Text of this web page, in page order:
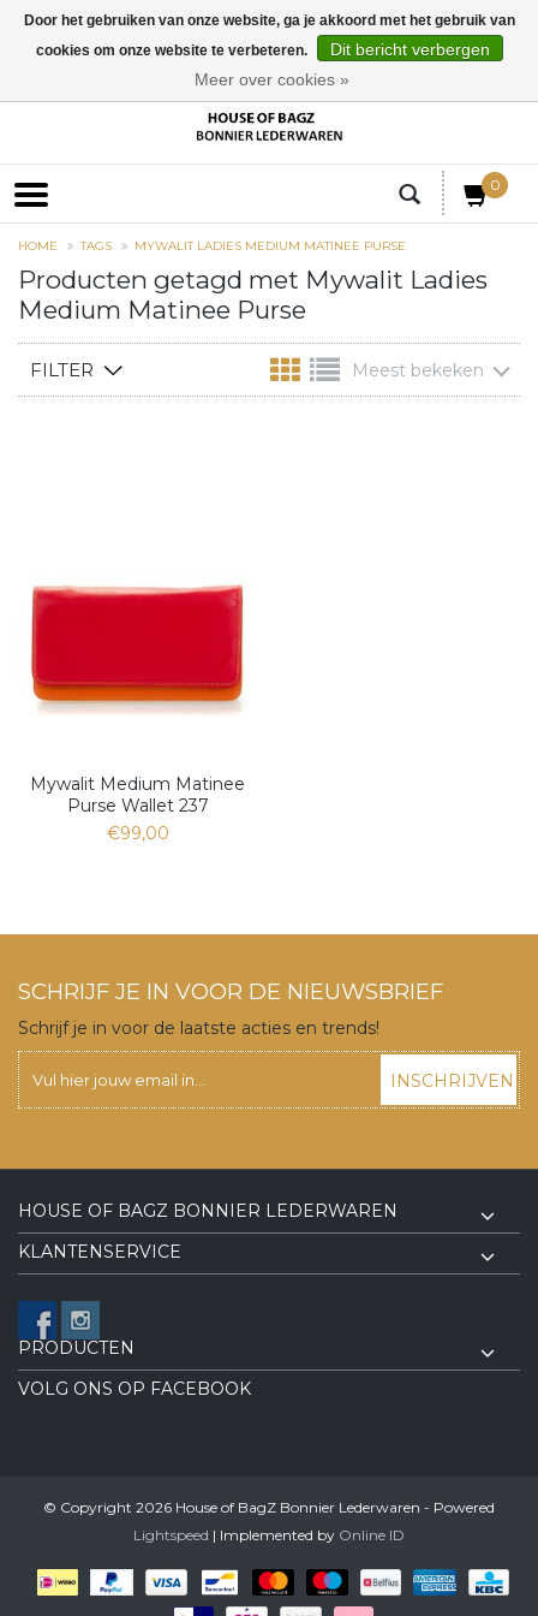
0
HOME TAGS MYWALIT LADIES MEDIUM MATINEE PURSE
Producten getagd met Mywalit Ladies
Medium Matinee Purse
FILTER Meest bekeken
Mywalit Medium Matinee
Purse Wallet 237
€99,00
SCHRIJF JE IN VOOR DE NIEUWSBRIEF
Schrijf je in voor de laatste acties en trends!
INSCHRIJVEN
HOUSE OF BAGZ BONNIER LEDERWAREN
KLANTENSERVICE
PRODUCTEN
VOLG ONS OP FACEBOOK
© Copyright 2026 House of BagZ Bonnier Lederwaren - Powered
Lightspeed | Implemented by Online ID
Door het gebruiken van onze website, ga je akkoord met het gebruik van
cookies om onze website te verbeteren.
Dit bericht verbergen
Meer over cookies »